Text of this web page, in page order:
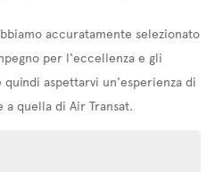
accuratamente selezionato
per l'eccellenza e gli
aspettarvi un'esperienza di
a quella di Air Transat.